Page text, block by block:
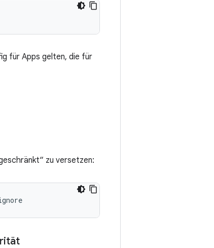
für Apps gelten, die für
zu versetzen: